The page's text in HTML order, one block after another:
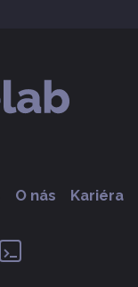
O nás Kariéra